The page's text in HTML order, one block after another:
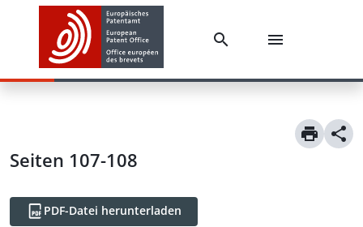
Seiten 107-108
PDF-Datei herunterladen